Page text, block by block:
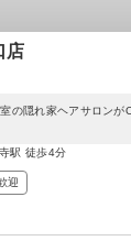
店
の隠れ家ヘアサロン
駅 徒歩4分
迎